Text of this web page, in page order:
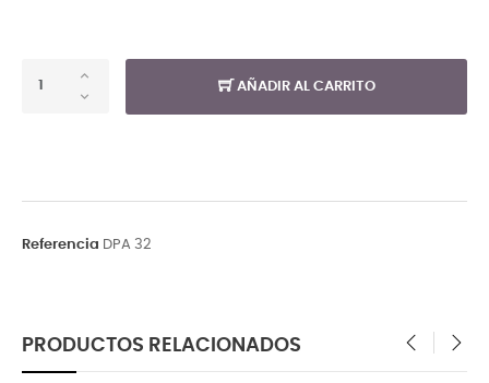
AÑADIR AL CARRITO
Referencia DPA 32
PRODUCTOS RELACIONADOS